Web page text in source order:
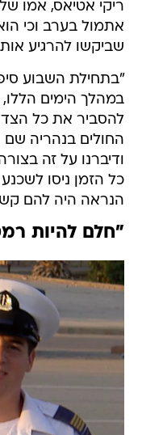
ריקי אטיאס, אמו
אתמול בערב וכי
שביקשו להרגיע
"בתחילת השבוע
במהלך הימים הללו,
להסביר את כל
החולים בנהריה שם
ודיברנו על זה
כל הזמן ניסו
הנראה היה להם
"חלם להיות